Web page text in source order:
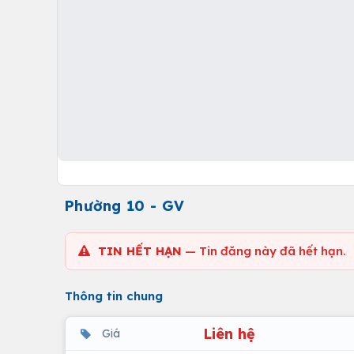
Phường 10 - GV
TIN HẾT HẠN — Tin đăng này đã hết hạn.
Thông tin chung
Giá Liên hệ